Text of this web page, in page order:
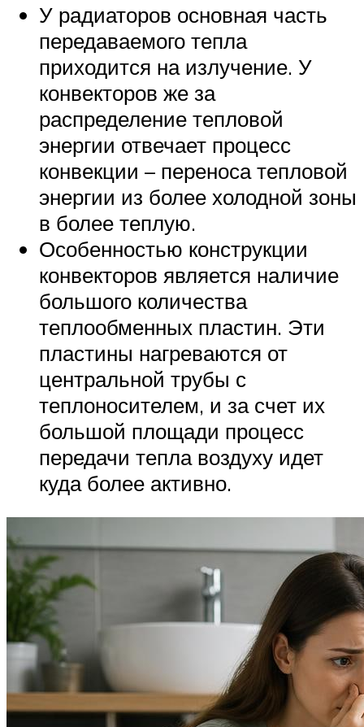
У радиаторов основная часть
передаваемого тепла
приходится на излучение. У
конвекторов же за
распределение тепловой
энергии отвечает процесс
конвекции – переноса тепловой
энергии из более холодной зоны
в более теплую.
Особенностью конструкции
конвекторов является наличие
большого количества
теплообменных пластин. Эти
пластины нагреваются от
центральной трубы с
теплоносителем, и за счет их
большой площади процесс
передачи тепла воздуху идет
куда более активно.